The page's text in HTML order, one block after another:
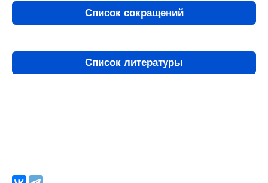
Список сокращений
Список литературы